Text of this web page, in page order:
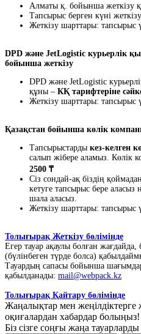
Алматы қ. бойынша жеткізу
Тапсырыс берген күні жеткізу
Жеткізу шарттары: тапсырыс
DPD және JetLogistic курьерлік
бойынша жеткізу
DPD және JetLogistic
құны – КҚ тарифтеріне
Жеткізу шарттары: тапсырыс
Қазақстан бойынша көлік
Тапсырыстарды кез-келген
салып жібере аламыз. Көлік
2500 ₸
Сіз сондай-ақ біздің
кетуге тапсырыс бере аласыз
шала аласыз.
Жеткізу шарттары: тапсырыс
Толығырақ Жеткізу бөлімінде
Егер тауар ақаулы болған жағдайда,
(бүлінбеген түрде болса)
Тауардың сапасы бойынша
қабылданады: mail@webpack.kz
Толығырақ Қайтару бөлімінде
Жаңалықтар мен
оқиғалардан хабардар болыңыз!
Біз сізге соңғы жаңа